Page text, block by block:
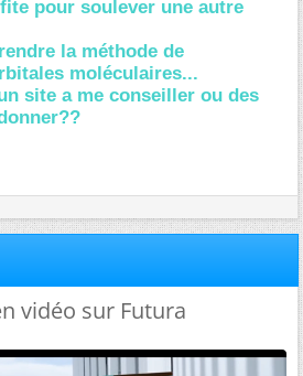
pour soulever une autre
la méthode de
moléculaires...
site a me conseiller ou des
vidéo sur Futura